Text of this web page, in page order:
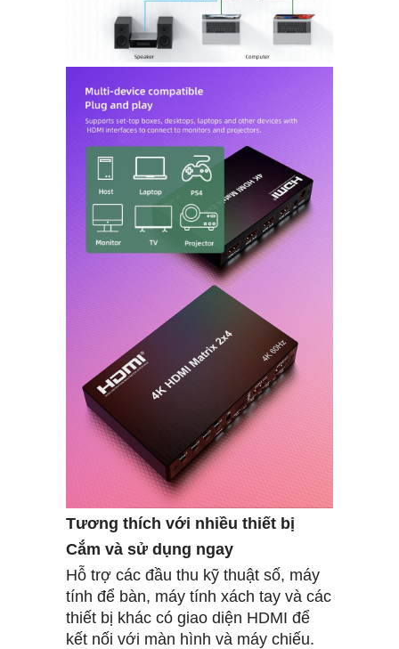
Tương thích với nhiều thiết bị
Cắm và sử dụng ngay
Hỗ trợ các đầu thu kỹ thuật số, máy
tính để bàn, máy tính xách tay và các
thiết bị khác có giao diện HDMI để
kết nối với màn hình và máy chiếu.